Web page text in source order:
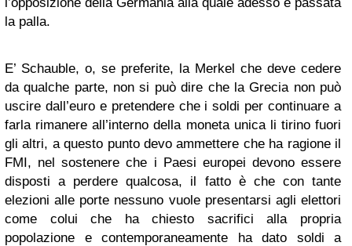
la palla.
E’ Schauble, o, se preferite, la Merkel che deve cedere
da qualche parte, non si può dire che la Grecia non può
uscire dall’euro e pretendere che i soldi per continuare a
farla rimanere all’interno della moneta unica li tirino fuori
gli altri, a questo punto devo ammettere che ha ragione il
FMI, nel sostenere che i Paesi europei devono essere
disposti a perdere qualcosa, il fatto è che con tante
elezioni alle porte nessuno vuole presentarsi agli elettori
come colui che ha chiesto sacrifici alla propria
popolazione e contemporaneamente ha dato soldi a